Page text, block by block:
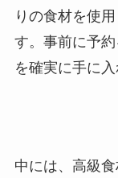
りの食材を使
す。事前に予
を確実に手に
中には、高級